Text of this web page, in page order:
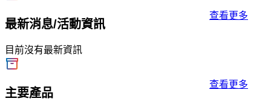
最新消息/活動資訊
查看更多
目前沒有最新資訊
主要產品
查看更多